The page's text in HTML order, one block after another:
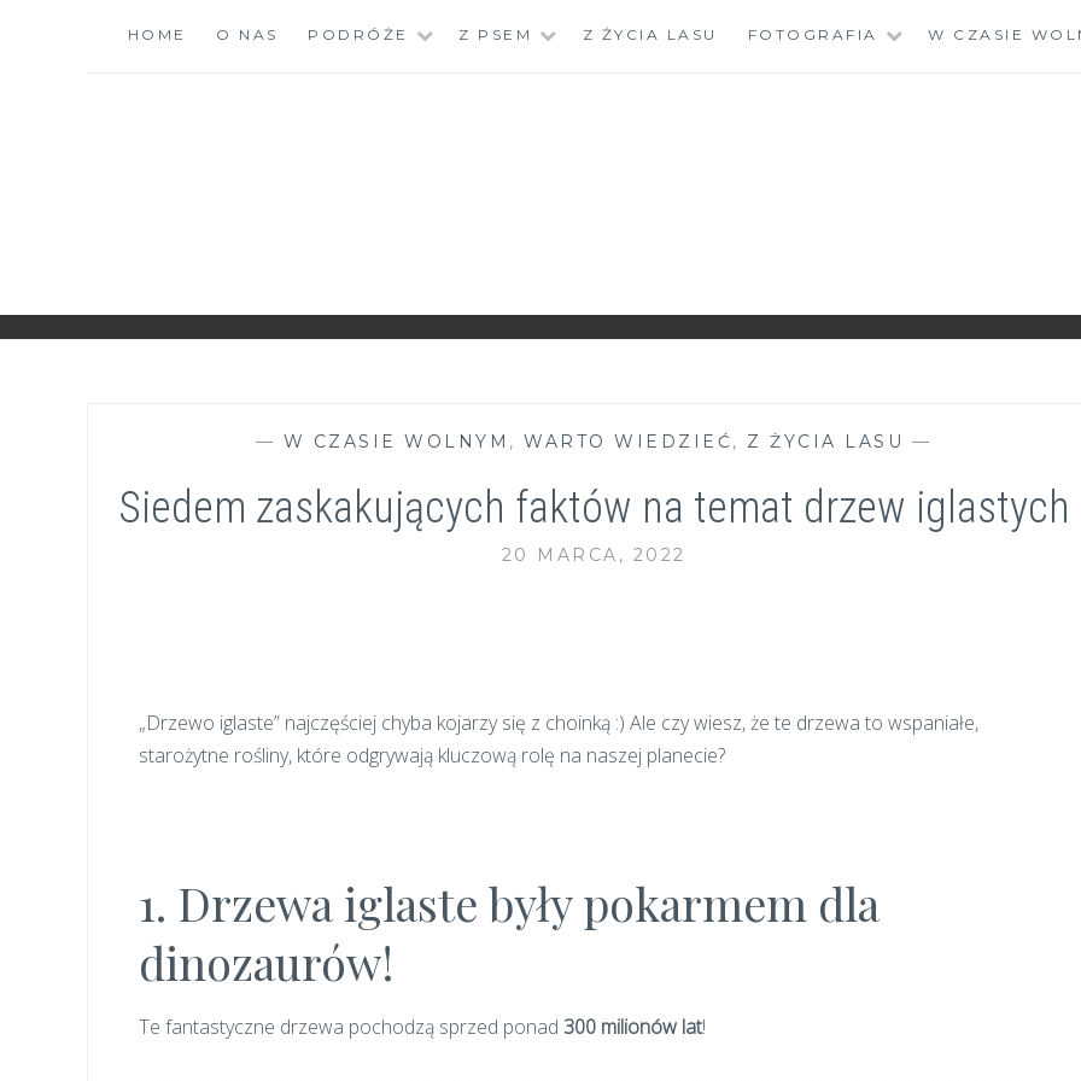
HOME O NAS PODRÓŻE Z PSEM Z ŻYCIA LASU FOTOGRAFIA W CZASIE
— W CZASIE WOLNYM ,WARTO WIEDZIEĆ, Z ŻYCIA LASU —
Siedem zaskakujących faktów na temat drzew iglastych
20 MARCA, 2022
„Drzewo iglaste” najczęściej chyba kojarzy się z choinką :) Ale czy wiesz, że te drzewa to wspaniałe,
starożytne rośliny, które odgrywają kluczową rolę na naszej planecie?
1. Drzewa iglaste były pokarmem dla
dinozaurów!
Te fantastyczne drzewa pochodzą sprzed ponad 300 milionów lat!